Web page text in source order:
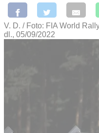
V. D. / Foto: FIA World
dl., 05/09/2022